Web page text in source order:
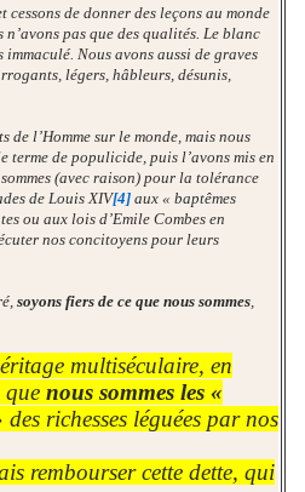
cessons de donner des leçons au monde
n’avons pas que des qualités. Le blanc
Nous avons aussi de graves
légers, hâbleurs, désunis,
l’Homme sur le monde, mais nous
terme de populicide, puis l’avons mis en
(avec raison) pour la tolérance
de Louis XIV[4]aux « baptêmes
ou aux lois d’Emile Combes en
nos concitoyens pour leurs
soyons fiers de ce que nous sommes,
multiséculaire, en
que nous sommes les «
des richesses léguées par nos
rembourser cette dette, qui